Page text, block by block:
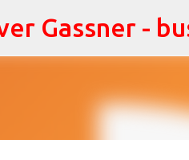
Gassner -